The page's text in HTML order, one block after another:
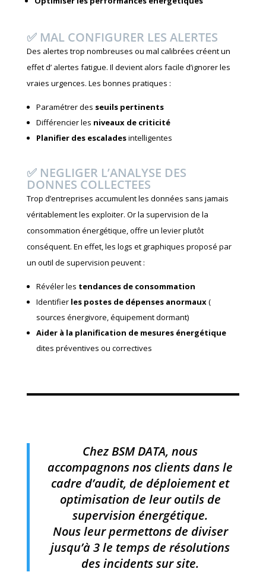
✅ MAL CONFIGURER LES ALERTES
Des alertes trop nombreuses ou mal calibrées créent un
effet d’ alertes fatigue. Il devient alors facile d’ignorer les
vraies urgences. Les bonnes pratiques :
Paramétrer des seuils pertinents
Différencier les niveaux de criticité
Planifier des escaladesintelligentes
✅ NEGLIGER L’ANALYSE DES
DONNES COLLECTEES
Trop d’entreprises accumulent les données sans jamais
véritablement les exploiter. Or la supervision de la
consommation énergétique, offre un levier plutôt
conséquent. En effet, les logs et graphiques proposé par
un outil de supervision peuvent :
Révéler les tendances de consommation
Identifierles postes de dépenses anormaux(
sources énergivore, équipement dormant)
Aider à la planification de mesures énergétique
dites préventives ou correctives
Chez BSM DATA, nous
accompagnons nos clients dans le
cadre d’audit, de déploiement et
optimisation de leur outils de
supervision énergétique.
Nous leur permettons de diviser
jusqu’à 3 le temps de résolutions
des incidents sur site.